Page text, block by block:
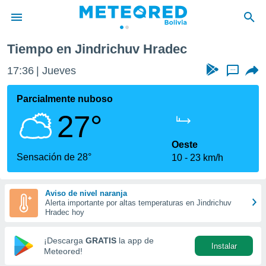
de
ha
que se
calidad.
a este
las
y
forma
digital
basada
Tiempo en Jindrichuv Hradec
17:36 Jueves ...
Parcialmente nuboso
27°
Sensación de 28°
Oeste
10
23 km/h
Aviso de nivel naranja
Alerta importante por altas temperaturas en Jindrichuv
Hradec hoy
¡Descarga GRATIS la app de
Meteored!
Instalar